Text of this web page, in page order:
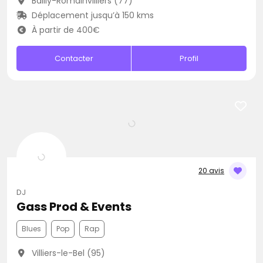
Déplacement jusqu’à 150 kms
À partir de 400€
Contacter Profil
20 avis
DJ
Gass Prod & Events
Blues Pop Rap
Villiers-le-Bel (95)